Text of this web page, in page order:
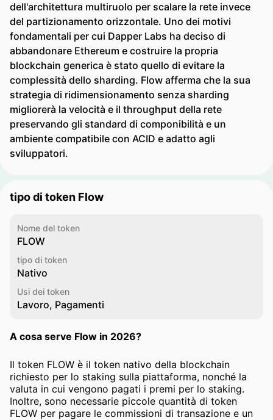
dell'architettura multiruolo per scalare la rete invece
del partizionamento orizzontale. Uno dei motivi
fondamentali per cui Dapper Labs ha deciso di
abbandonare Ethereum e costruire la propria
blockchain generica è stato quello di evitare la
complessità dello sharding. Flow afferma che la sua
strategia di ridimensionamento senza sharding
migliorerà la velocità e il throughput della rete
preservando gli standard di componibilità e un
ambiente compatibile con ACID e adatto agli
sviluppatori.
tipo di token Flow
Nome del token
FLOW
tipo di token
Nativo
Usi dei token
Lavoro, Pagamenti
A cosa serve Flow in 2026?
Il token FLOW è il token nativo della blockchain
richiesto per lo staking sulla piattaforma, nonché la
valuta in cui vengono pagati i premi per lo staking.
Inoltre, sono necessarie piccole quantità di token
FLOW per pagare le commissioni di transazione e un